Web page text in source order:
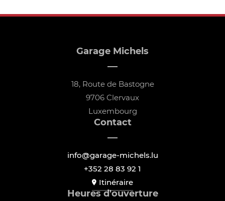
Garage Michels
18, Route de Bastogne
9706 Clervaux
Luxembourg
Contact
info@garage-michels.lu
+352 28 83 92 1
Itinéraire
Heures d'ouverture